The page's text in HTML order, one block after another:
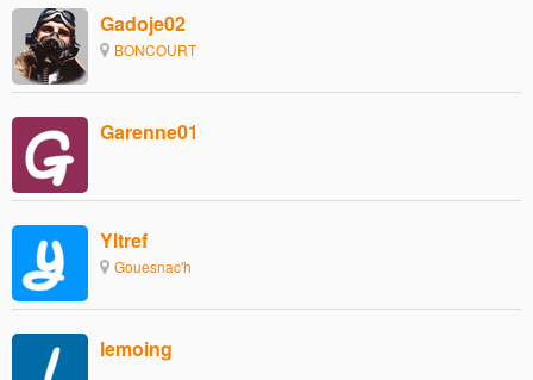
Gadoje02
BONCOURT
Garenne01
Yltref
Gouesnac'h
lemoing